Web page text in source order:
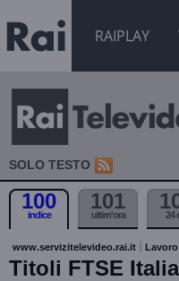
RAIPLAY
SOLO TESTO
100
indice
101
ultim'ora 24
www.servizitelevideo.rai.it Lavoro
Titoli FTSE